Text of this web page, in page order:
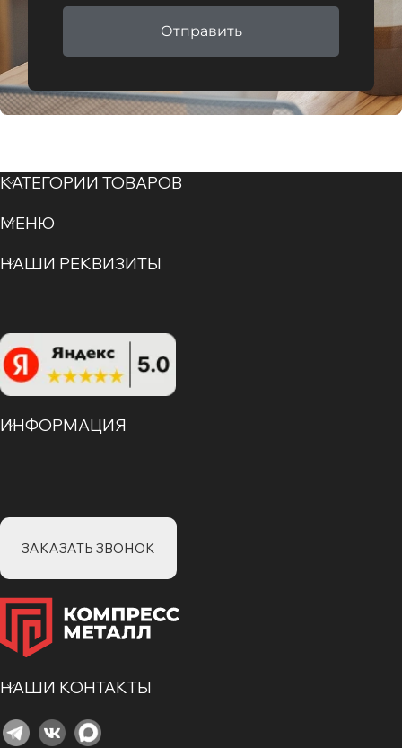
Отправить
КАТЕГОРИИ ТОВАРОВ
МЕНЮ
НАШИ РЕКВИЗИТЫ
ИНФОРМАЦИЯ
ЗАКАЗАТЬ ЗВОНОК
НАШИ КОНТАКТЫ